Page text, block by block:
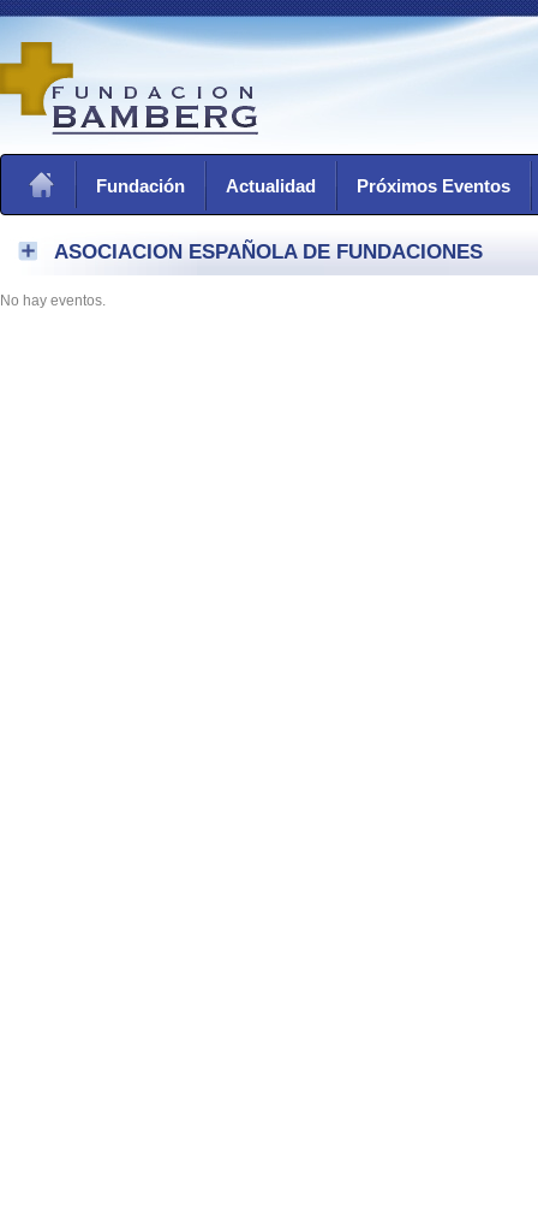
Fundación Actualidad Próximos Eventos
ASOCIACION ESPAÑOLA DE FUNDACIONES
No hay eventos.